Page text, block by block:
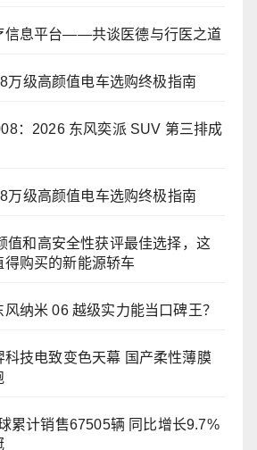
信息平台——共谈医德与行医之道
万级高颜值电车选购终极指南
：2026 东风奕派 SUV 第三排成
万级高颜值电车选购终极指南
值和高安全性获评最佳选择，这
购买的新能源轿车
纳米 06 越级实力能当口碑王？
技电致变色天幕 国产柔性薄膜
累计销售67505辆 同比增长9.7%